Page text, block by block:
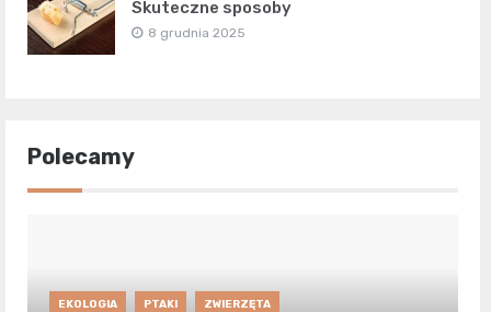
Skuteczne sposoby
8 grudnia 2025
Polecamy
EKOLOGIA PTAKI ZWIERZĘTA